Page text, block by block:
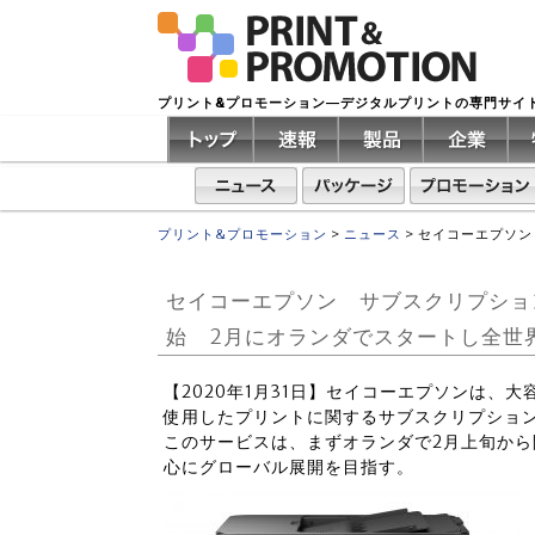
プリント&プロモーション―デジタルプリントの専門サ
プリント&プロモーション > ニュース > セイコーエプソ
セイコーエプソン サブスクリプシ
始 2月にオランダでスタートし全世
【2020年1月31日】セイコーエプソンは、
使用したプリントに関するサブスクリプシ
このサービスは、まずオランダで2月上旬か
心にグローバル展開を目指す。